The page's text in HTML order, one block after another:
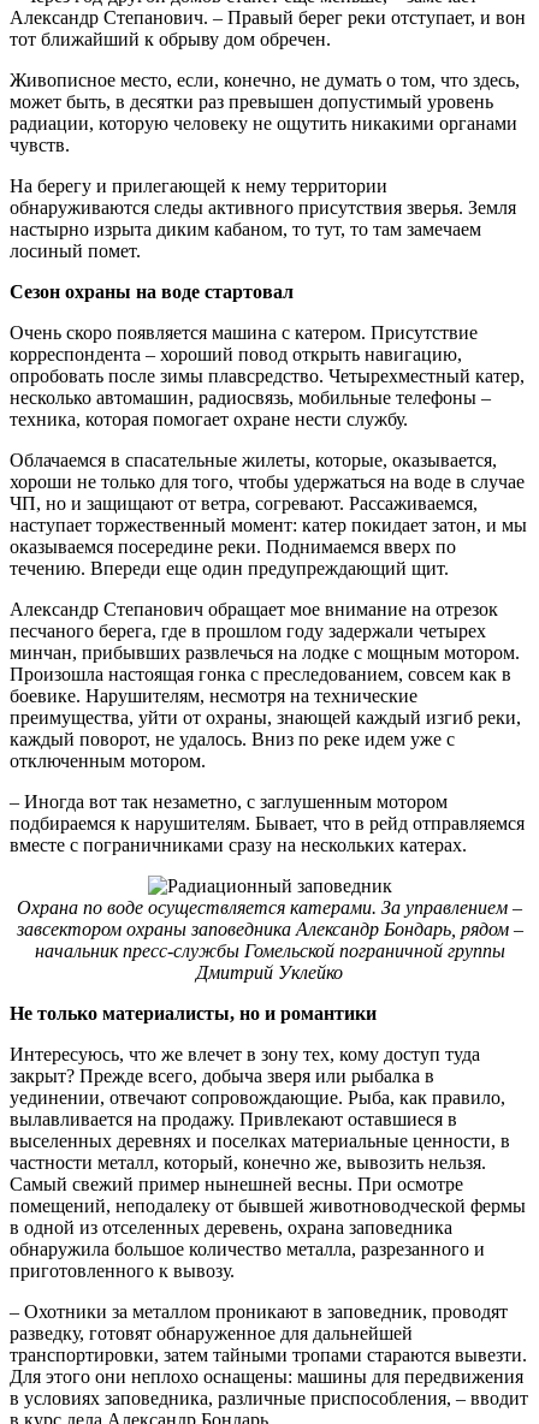
Александр Степанович. – Правый берег реки отступает, и вон
тот ближайший к обрыву дом обречен.
Живописное место, если, конечно, не думать о том, что здесь,
может быть, в десятки раз превышен допустимый уровень
радиации, которую человеку не ощутить никакими органами
чувств.
На берегу и прилегающей к нему территории
обнаруживаются следы активного присутствия зверья. Земля
настырно изрыта диким кабаном, то тут, то там замечаем
лосиный помет.
Сезон охраны на воде стартовал
Очень скоро появляется машина с катером. Присутствие
корреспондента – хороший повод открыть навигацию,
опробовать после зимы плавсредство. Четырехместный катер,
несколько автомашин, радиосвязь, мобильные телефоны –
техника, которая помогает охране нести службу.
Облачаемся в спасательные жилеты, которые, оказывается,
хороши не только для того, чтобы удержаться на воде в случае
ЧП, но и защищают от ветра, согревают. Рассаживаемся,
наступает торжественный момент: катер покидает затон, и мы
оказываемся посередине реки. Поднимаемся вверх по
течению. Впереди еще один предупреждающий щит.
Александр Степанович обращает мое внимание на отрезок
песчаного берега, где в прошлом году задержали четырех
минчан, прибывших развлечься на лодке с мощным мотором.
Произошла настоящая гонка с преследованием, совсем как в
боевике. Нарушителям, несмотря на технические
преимущества, уйти от охраны, знающей каждый изгиб реки,
каждый поворот, не удалось. Вниз по реке идем уже с
отключенным мотором.
– Иногда вот так незаметно, с заглушенным мотором
подбираемся к нарушителям. Бывает, что в рейд отправляемся
вместе с пограничниками сразу на нескольких катерах.
Охрана по воде осуществляется катерами. За управлением –
завсектором охраны заповедника Александр Бондарь, рядом –
начальник пресс-службы Гомельской пограничной группы
Дмитрий Уклейко
Не только материалисты, но и романтики
Интересуюсь, что же влечет в зону тех, кому доступ туда
закрыт? Прежде всего, добыча зверя или рыбалка в
уединении, отвечают сопровождающие. Рыба, как правило,
вылавливается на продажу. Привлекают оставшиеся в
выселенных деревнях и поселках материальные ценности, в
частности металл, который, конечно же, вывозить нельзя.
Самый свежий пример нынешней весны. При осмотре
помещений, неподалеку от бывшей животноводческой фермы
в одной из отселенных деревень, охрана заповедника
обнаружила большое количество металла, разрезанного и
приготовленного к вывозу.
– Охотники за металлом проникают в заповедник, проводят
разведку, готовят обнаруженное для дальнейшей
транспортировки, затем тайными тропами стараются вывезти.
Для этого они неплохо оснащены: машины для передвижения
в условиях заповедника, различные приспособления, – вводит
в курс дела Александр Бондарь.